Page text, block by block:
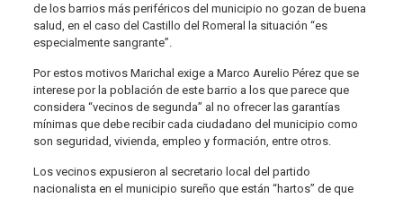
de los barrios más periféricos del municipio no gozan de buena
salud, en el caso del Castillo del Romeral la situación “es
especialmente sangrante”.
Por estos motivos Marichal exige a Marco Aurelio Pérez que se
interese por la población de este barrio a los que parece que
considera “vecinos de segunda” al no ofrecer las garantías
mínimas que debe recibir cada ciudadano del municipio como
son seguridad, vivienda, empleo y formación, entre otros.
Los vecinos expusieron al secretario local del partido
nacionalista en el municipio sureño que están “hartos” de que